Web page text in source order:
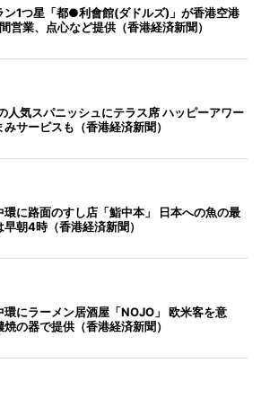
ン1つ星「都●利會館(ダドルズ)」が香港空港
営業、点心など提供（香港経済新聞）
人気スパニッシュにテラス席 ハッピーアワー
みサービスも（香港経済新聞）
環に路面のすし店「鮨中本」 日本への魚の最
朝4時（香港経済新聞）
環にラーメン居酒屋「NOJO」 欧米客を意
の器で提供（香港経済新聞）